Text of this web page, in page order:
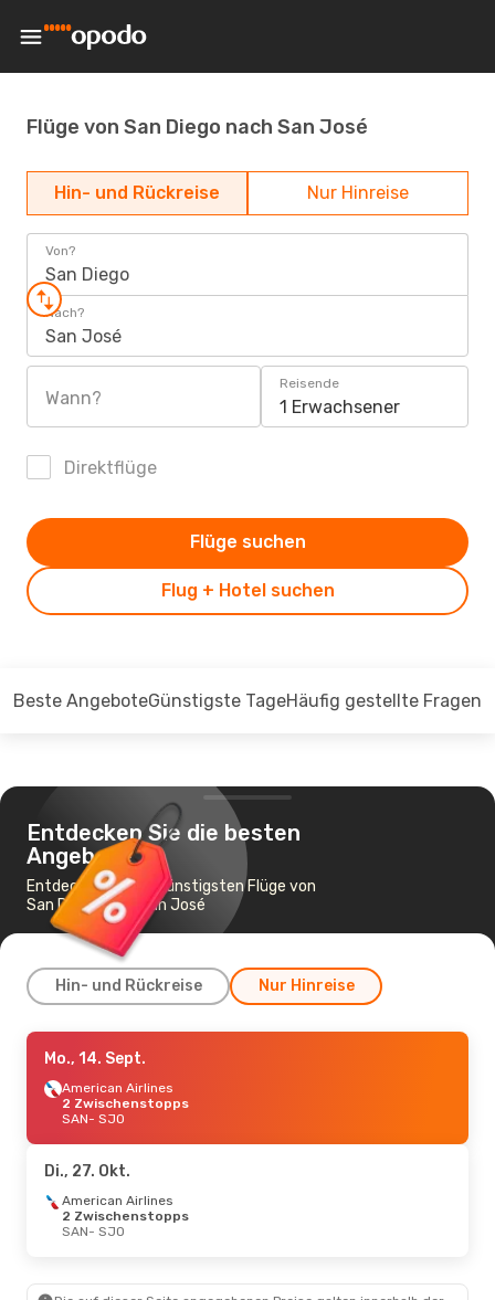
Flüge von San Diego nach San José
Hin- und Rückreise Nur Hinreise
Von?
San Diego
Nach?
San José
Wann?
Reisende
1 Erwachsener
Direktflüge
Flug + Hotel suchen
Flüge suchen
Beste AngeboteGünstigste TageHäufig gestellte Fragen
Entdecken Sie die besten
Angebote
Entdecken Sie die günstigsten Flüge von
San Diego nach San José
Hin- und Rückreise Nur Hinreise
Mo., 14. Sept.
American Airlines
SAN- SJO
American Airlines
SJO- SAN
Mo., 14. Sept.
American Airlines
2 Zwischenstopps
SAN- SJO
Di., 27. Okt.
American Airlines
2 Zwischenstopps
SAN- SJO